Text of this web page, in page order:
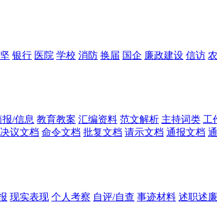
银行 医院 学校 消防 换届 国企 廉政建设 信访
报/信息 教育教案 汇编资料 范文解析 主持词类 工
决议文档 命令文档 批复文档 请示文档 通报文档
现实表现 个人考察 自评/自查 事迹材料 述职述廉